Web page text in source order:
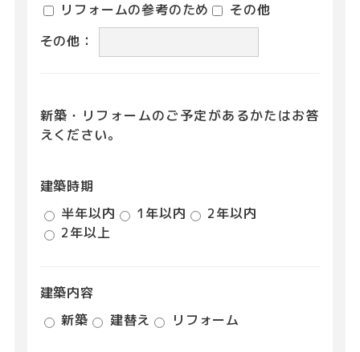
リフォームの参考のため
その他
その他：
新築・リフォームのご予定があるかたはお答
えください。
建築時期
半年以内
1年以内
2年以内
2年以上
建築内容
新築
建替え リフォーム